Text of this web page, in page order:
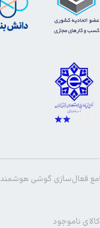
فعال‌سازی گوشی هوشمند
ناموجود